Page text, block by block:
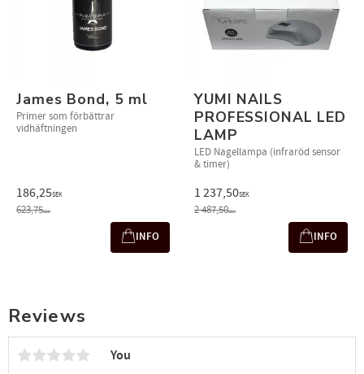
Reviews
You
James Bond, 5 ml
Primer som förbättrar
vidhäftningen
186,25SEK
623,75SEK
INFO
YUMI NAILS
PROFESSIONAL LED
LAMP
LED Nagellampa (infraröd sensor
& timer)
1 237,50SEK
2 487,50SEK
INFO